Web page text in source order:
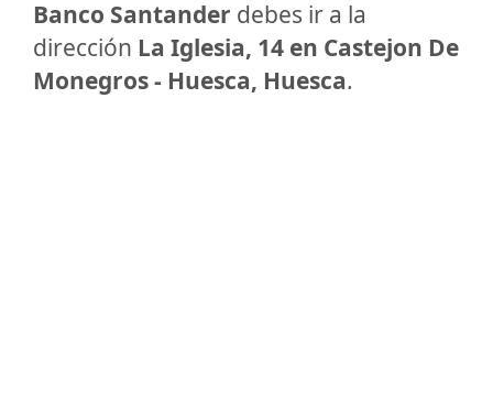
Banco Santander debes ir a la
dirección La Iglesia, 14 en Castejon De
Monegros - Huesca, Huesca.